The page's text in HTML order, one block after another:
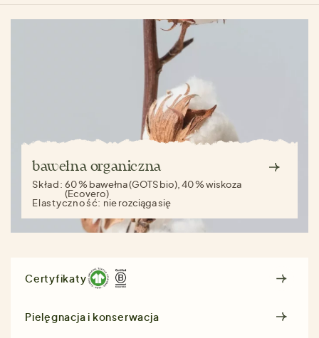
bawełna organiczna
Skład:60 % bawełna (GOTS bio), 40 % wiskoza
(Ecovero)
Elastyczność: nie rozciąga się
Certyfikaty
Pielęgnacja i konserwacja